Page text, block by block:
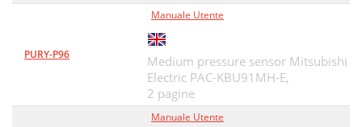
PURY-P96
Manuale Utente
Medium pressure sensor Mitsubishi
Electric PAC-KBU91MH-E,
2 pagine
Manuale Utente